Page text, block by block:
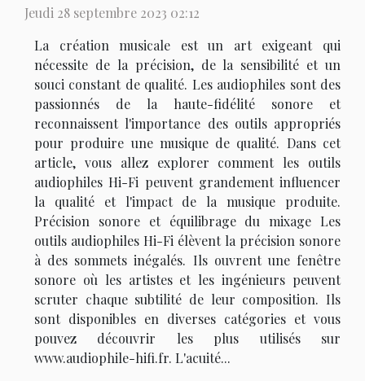
Jeudi 28 septembre 2023 02:12
La création musicale est un art exigeant qui
nécessite de la précision, de la sensibilité et un
souci constant de qualité. Les audiophiles sont des
passionnés de la haute-fidélité sonore et
reconnaissent l'importance des outils appropriés
pour produire une musique de qualité. Dans cet
article, vous allez explorer comment les outils
audiophiles Hi-Fi peuvent grandement influencer
la qualité et l'impact de la musique produite.
Précision sonore et équilibrage du mixage Les
outils audiophiles Hi-Fi élèvent la précision sonore
à des sommets inégalés. Ils ouvrent une fenêtre
sonore où les artistes et les ingénieurs peuvent
scruter chaque subtilité de leur composition. Ils
sont disponibles en diverses catégories et vous
pouvez découvrir les plus utilisés sur
www.audiophile-hifi.fr. L'acuité...